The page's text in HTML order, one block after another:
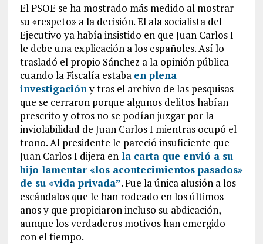
El PSOE se ha mostrado más medido al mostrar
su «respeto» a la decisión. El ala socialista del
Ejecutivo ya había insistido en que Juan Carlos I
le debe una explicación a los españoles. Así lo
trasladó el propio Sánchez a la opinión pública
cuando la Fiscalía estaba en plena
investigacióny tras el archivo de las pesquisas
que se cerraron porque algunos delitos habían
prescrito y otros no se podían juzgar por la
inviolabilidad de Juan Carlos I mientras ocupó el
trono. Al presidente le pareció insuficiente que
Juan Carlos I dijera enla carta que envió a su
hijo lamentar «los acontecimientos pasados»
de su «vida privada”. Fue la única alusión a los
escándalos que le han rodeado en los últimos
años y que propiciaron incluso su abdicación,
aunque los verdaderos motivos han emergido
con el tiempo.